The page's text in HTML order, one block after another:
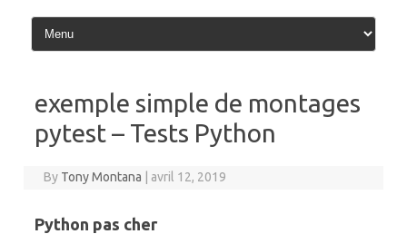
exemple simple de montages
pytest – Tests Python
By Tony Montana avril 12, 2019
Python pas cher